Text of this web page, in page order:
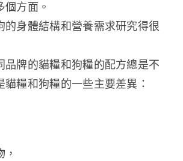
個方面。
的身體結構和營養需求研究得很
品牌的貓糧和狗糧的配方總是不
貓糧和狗糧的一些主要差異：